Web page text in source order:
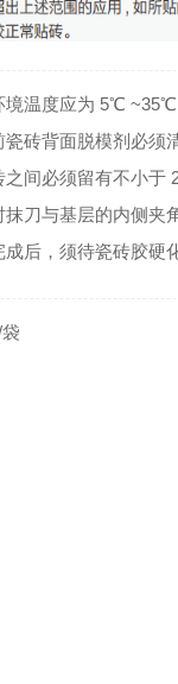
境温度应为 5℃ ~35℃
瓷砖背面脱模剂必须
之间必须留有不小于
抹刀与基层的内侧夹
成后，须待瓷砖胶硬